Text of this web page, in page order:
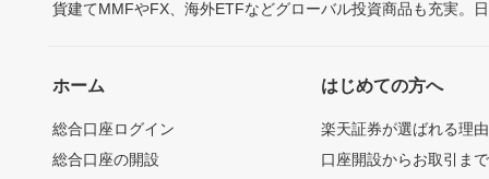
貨建てMMFやFX、海外ETFなどグローバル投資商品も充実。
ホーム
総合口座ログイン
総合口座の開設
はじめての方へ
楽天証券が選ばれる理由
口座開設からお取引ま